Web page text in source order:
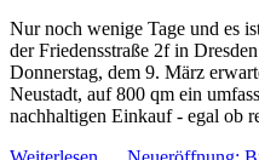
Nur noch wenige Tage und es
der Friedensstraße 2f in
Donnerstag, dem 9. März
Neustadt, auf 800 qm ein
nachhaltigen Einkauf - egal ob